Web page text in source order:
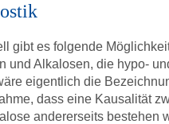
gibt es folgende
und Alkalosen, die hypo-
eigentlich die
dass eine Kausalität
andererseits bestehen